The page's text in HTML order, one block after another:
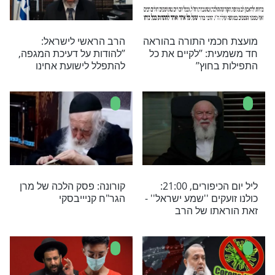
בה החששות מתרבים ותחושת אי הודאות
משלה להתמודד עם הנושא
הצדיק רבי
המחלה?